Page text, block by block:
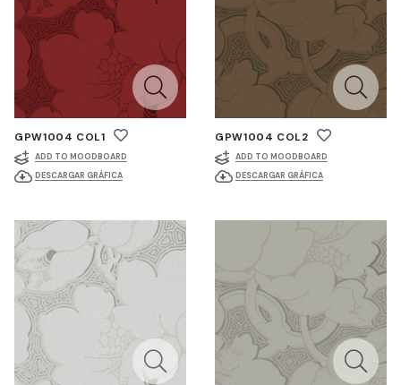
GPW1004 COL1
ADD TO MOODBOARD
DESCARGAR GRÁFICA
GPW1004 COL2
ADD TO MOODBOARD
DESCARGAR GRÁFICA